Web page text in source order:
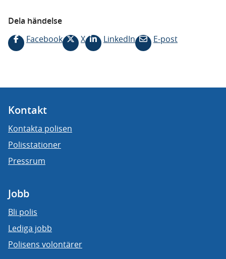
Dela händelse
Facebook
X LinkedIn E-post
Kontakt
Kontakta polisen
Polisstationer
Pressrum
Jobb
Bli polis
Lediga jobb
Polisens volontärer